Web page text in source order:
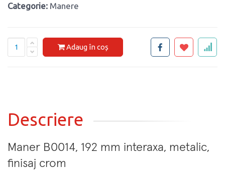
Categorie: Manere
Adaug în coș
Descriere
Maner B0014, 192 mm interaxa, metalic,
finisaj crom